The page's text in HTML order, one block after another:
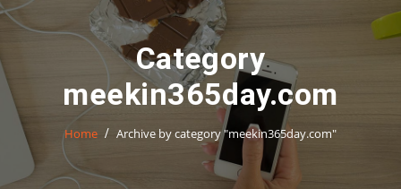
Category
meekin365day.com
Home Archive by category "meekin365day.com"